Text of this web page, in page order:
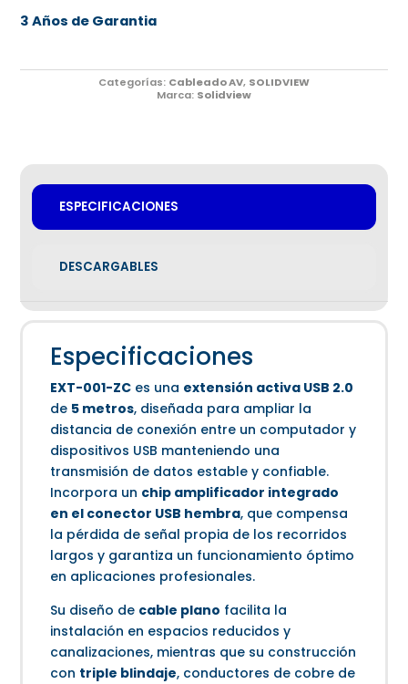
3 Años de Garantia
Categorías: Cableado AV, SOLIDVIEW
Marca: Solidview
ESPECIFICACIONES
DESCARGABLES
Especificaciones
EXT-001-ZC es una extensión activa USB 2.0
de 5 metros, diseñada para ampliar la
distancia de conexión entre un computador y
dispositivos USB manteniendo una
transmisión de datos estable y confiable.
Incorpora un chip amplificador integrado
en el conector USB hembra, que compensa
la pérdida de señal propia de los recorridos
largos y garantiza un funcionamiento óptimo
en aplicaciones profesionales.
Su diseño de cable plano facilita la
instalación en espacios reducidos y
canalizaciones, mientras que su construcción
con triple blindaje, conductores de cobre de